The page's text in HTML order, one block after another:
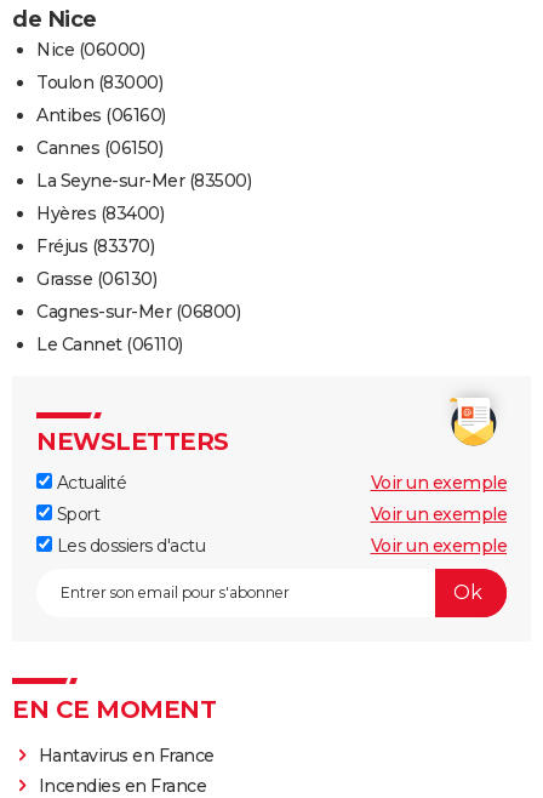
de Nice
Nice (06000)
Toulon (83000)
Antibes (06160)
Cannes (06150)
La Seyne-sur-Mer (83500)
Hyères (83400)
Fréjus (83370)
Grasse (06130)
Cagnes-sur-Mer (06800)
Le Cannet (06110)
NEWSLETTERS
Actualité
Voir un exemple
Sport
Voir un exemple
Les dossiers d'actu
Voir un exemple
EN CE MOMENT
Hantavirus en France
Incendies en France